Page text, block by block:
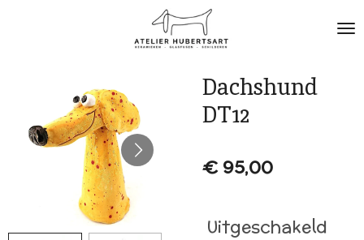
hoofdinhoud
Dachshund
DT12
€ 95,00
Uitgeschakeld